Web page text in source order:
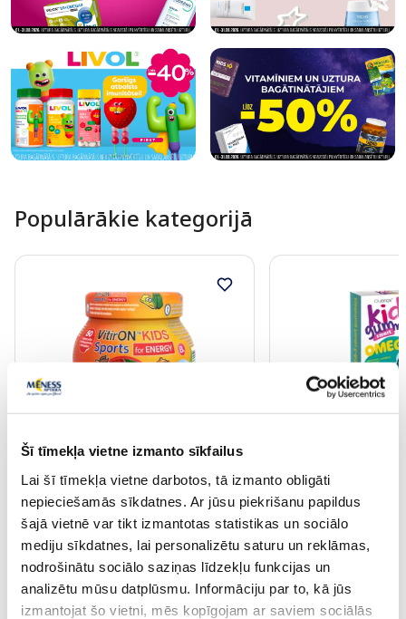
Šī tīmekļa vietne izmanto sīkfailus
Lai šī tīmekļa vietne darbotos, tā izmanto obligāti
nepieciešamās sīkdatnes. Ar jūsu piekrišanu papildus
šajā vietnē var tikt izmantotas statistikas un sociālo
mediju sīkdatnes, lai personalizētu saturu un reklāmas,
nodrošinātu sociālo saziņas līdzekļu funkcijas un
analizētu mūsu datplūsmu. Informāciju par to, kā jūs
izmantojat šo vietni, mēs kopīgojam ar saviem sociālās
Populārākie kategorijā
Uztura bagātinātājs
VITIRON Kids Sport Energy
pastilas, 50 gab.
17.49 €
JONAX Kids
Gummies
gab.
19.99 €